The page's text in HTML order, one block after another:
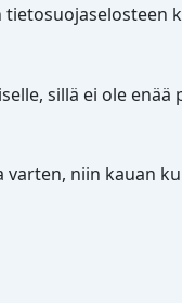
sillä ei ole enää
niin kauan